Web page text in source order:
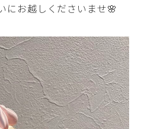
にお越しくださいませ🌸